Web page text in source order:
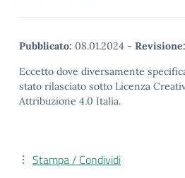
Pubblicato: 08.01.2024 - Revisione:
Eccetto dove diversamente
stato rilasciato sotto Licenza
Attribuzione 4.0 Italia.
Stampa / Condividi